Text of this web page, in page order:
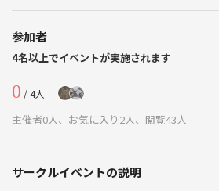
参加者
4名以上でイベントが実施されます
0 / 4人
主催者0人、お気に入り2人、閲覧43人
サークルイベントの説明